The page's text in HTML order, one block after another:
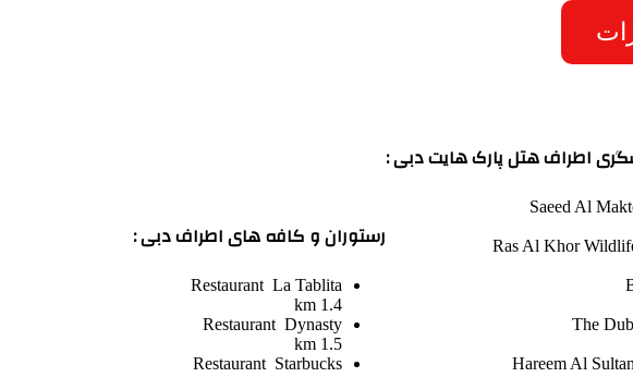
اطراف هتل پارک هایت دبی :
Saeed Al
Ras Al Khor
The
Hareem Al
رستوران و کافه های اطراف دبی :
Restaurant La Tablita
1.4 km
Restaurant Dynasty
1.5 km
Restaurant Starbucks